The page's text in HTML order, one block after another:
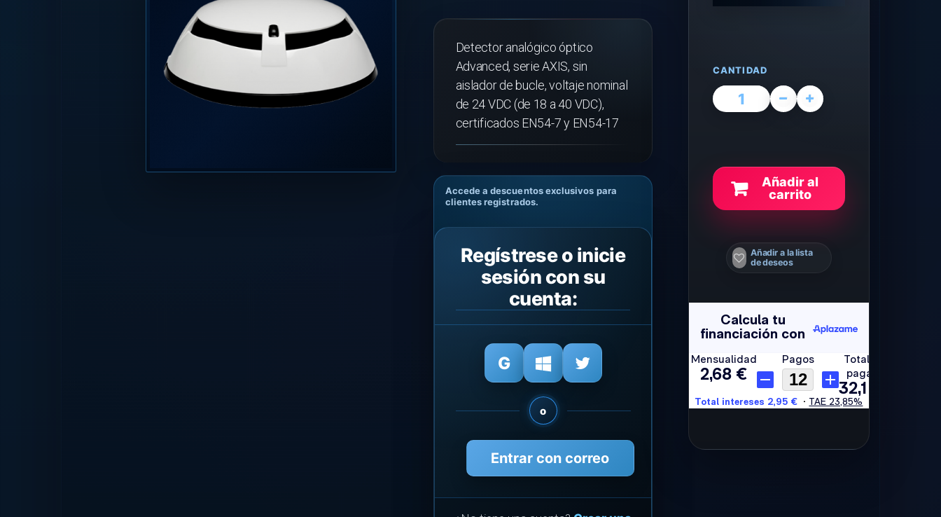
Detector analógico óptico
Advanced, serie AXIS, sin
aislador de bucle, voltaje nominal
de 24 VDC (de 18 a 40 VDC),
certificados EN54-7 y EN54-17
Accede a descuentos exclusivos para
clientes registrados.
Regístrese o inicie
sesión con su
cuenta:
o
Entrar con correo
CANTIDAD
Añadir al
carrito
Añadir a la lista
de deseos